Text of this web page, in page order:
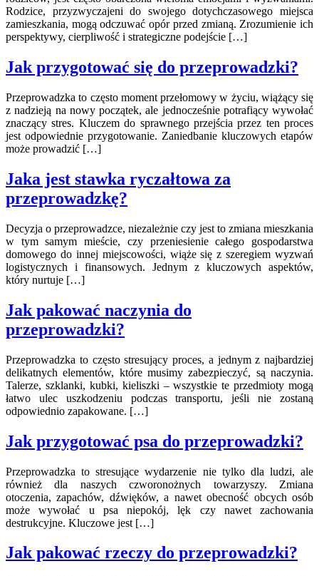
Rodzice, przyzwyczajeni do swojego dotychczasowego miejsca
zamieszkania, mogą odczuwać opór przed zmianą. Zrozumienie ich
perspektywy, cierpliwość i strategiczne podejście […]
Jak przygotować się do przeprowadzki?
Przeprowadzka to często moment przełomowy w życiu, wiążący się
z nadzieją na nowy początek, ale jednocześnie potrafiący wywołać
znaczący stres. Kluczem do sprawnego przejścia przez ten proces
jest odpowiednie przygotowanie. Zaniedbanie kluczowych etapów
może prowadzić […]
Jaka jest stawka ryczałtowa za
przeprowadzkę?
Decyzja o przeprowadzce, niezależnie czy jest to zmiana mieszkania
w tym samym mieście, czy przeniesienie całego gospodarstwa
domowego do innej miejscowości, wiąże się z szeregiem wyzwań
logistycznych i finansowych. Jednym z kluczowych aspektów,
który nurtuje […]
Jak pakować naczynia do
przeprowadzki?
Przeprowadzka to często stresujący proces, a jednym z najbardziej
delikatnych elementów, które musimy zabezpieczyć, są naczynia.
Talerze, szklanki, kubki, kieliszki – wszystkie te przedmioty mogą
łatwo ulec uszkodzeniu podczas transportu, jeśli nie zostaną
odpowiednio zapakowane. […]
Jak przygotować psa do przeprowadzki?
Przeprowadzka to stresujące wydarzenie nie tylko dla ludzi, ale
również dla naszych czworonożnych towarzyszy. Zmiana
otoczenia, zapachów, dźwięków, a nawet obecność obcych osób
może wywołać u psa niepokój, lęk czy nawet zachowania
destrukcyjne. Kluczowe jest […]
Jak pakować rzeczy do przeprowadzki?